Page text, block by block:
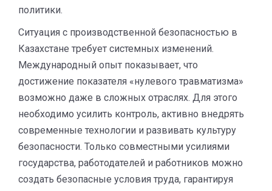
политики.
Ситуация с производственной безопасностью в
Казахстане требует системных изменений.
Международный опыт показывает, что
достижение показателя «нулевого травматизма»
возможно даже в сложных отраслях. Для этого
необходимо усилить контроль, активно внедрять
современные технологии и развивать культуру
безопасности. Только совместными усилиями
государства, работодателей и работников можно
создать безопасные условия труда, гарантируя